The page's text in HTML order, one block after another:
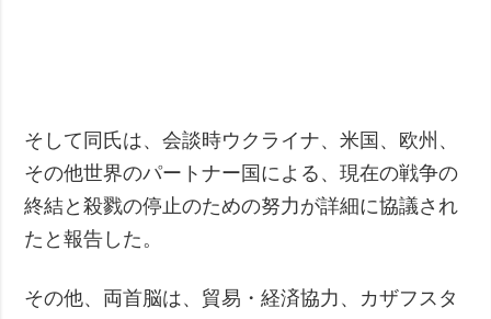
そして同氏は、会談時ウクライナ、米国、欧州、
その他世界のパートナー国による、現在の戦争の
終結と殺戮の停止のための努力が詳細に協議され
たと報告した。
その他、両首脳は、貿易・経済協力、カザフスタ